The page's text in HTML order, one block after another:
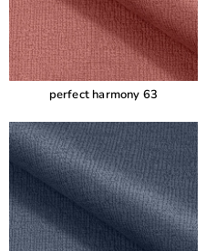
perfect harmony 63